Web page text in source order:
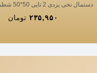
دستمال نخی یزدی 2 تایی 50*50 شطرنجی رنگی
۲۳۵,۹۵۰ تومان